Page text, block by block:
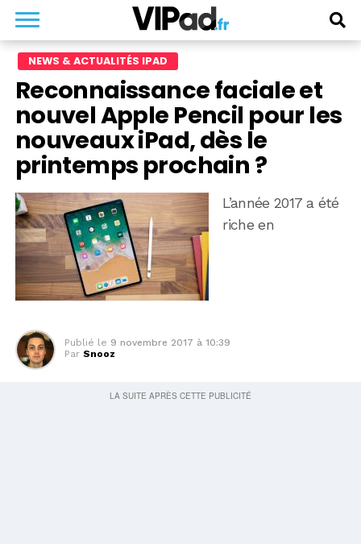
NEWS & ACTUALITÉS IPAD
Reconnaissance faciale et
nouvel Apple Pencil pour les
nouveaux iPad, dès le
printemps prochain ?
L’année 2017 a été
riche en
Publié le 9 novembre 2017 à 10:39
Par Snooz